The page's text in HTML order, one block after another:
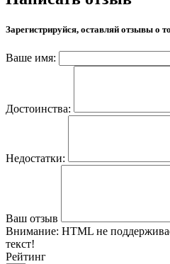
Зарегистрируйся, оставляй отзывы о
Ваше имя:
Достоинства:
Недостатки:
Ваш отзыв
Внимание: HTML не
текст!
Рейтинг